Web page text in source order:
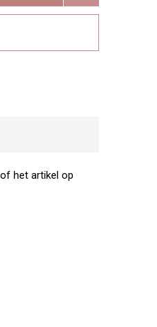
het artikel op